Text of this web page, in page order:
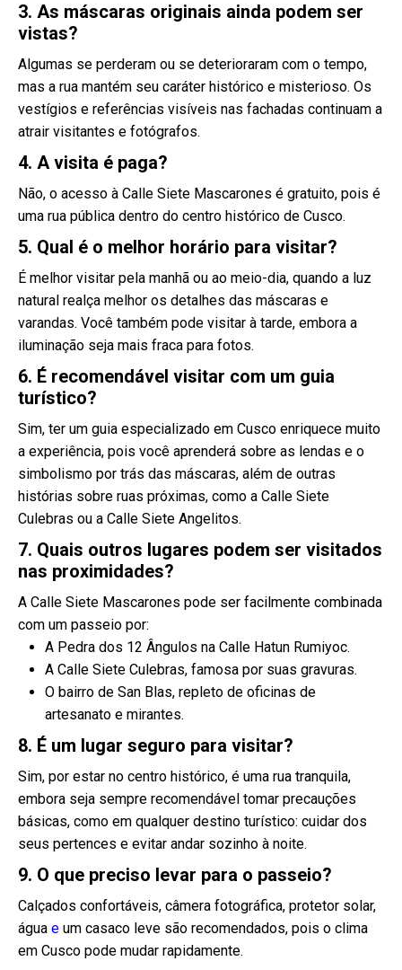
3. As máscaras originais ainda podem ser
vistas?
Algumas se perderam ou se deterioraram com o tempo,
mas a rua mantém seu caráter histórico e misterioso. Os
vestígios e referências visíveis nas fachadas continuam a
atrair visitantes e fotógrafos.
4. A visita é paga?
Não, o acesso à Calle Siete Mascarones é gratuito, pois é
uma rua pública dentro do centro histórico de Cusco.
5. Qual é o melhor horário para visitar?
É melhor visitar pela manhã ou ao meio-dia, quando a luz
natural realça melhor os detalhes das máscaras e
varandas. Você também pode visitar à tarde, embora a
iluminação seja mais fraca para fotos.
6. É recomendável visitar com um guia
turístico?
Sim, ter um guia especializado em Cusco enriquece muito
a experiência, pois você aprenderá sobre as lendas e o
simbolismo por trás das máscaras, além de outras
histórias sobre ruas próximas, como a Calle Siete
Culebras ou a Calle Siete Angelitos.
7. Quais outros lugares podem ser visitados
nas proximidades?
A Calle Siete Mascarones pode ser facilmente combinada
com um passeio por:
A Pedra dos 12 Ângulos na Calle Hatun Rumiyoc.
A Calle Siete Culebras, famosa por suas gravuras.
O bairro de San Blas, repleto de oficinas de
artesanato e mirantes.
8. É um lugar seguro para visitar?
Sim, por estar no centro histórico, é uma rua tranquila,
embora seja sempre recomendável tomar precauções
básicas, como em qualquer destino turístico: cuidar dos
seus pertences e evitar andar sozinho à noite.
9. O que preciso levar para o passeio?
Calçados confortáveis, câmera fotográfica, protetor solar,
água e um casaco leve são recomendados, pois o clima
em Cusco pode mudar rapidamente.